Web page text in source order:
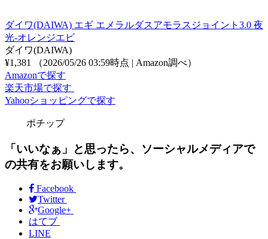
ダイワ(DAIWA) エギ エメラルダスアモラスジョイント3.0 夜
光-オレンジエビ
ダイワ(DAIWA)
¥1,381
（2026/05/26 03:59時点 | Amazon調べ）
Amazonで探す
楽天市場で探す
Yahooショッピングで探す
ポチップ
「いいなぁ」と思ったら、ソーシャルメディアで
の共有をお願いします。
Facebook
Twitter
Google+
はてブ
LINE